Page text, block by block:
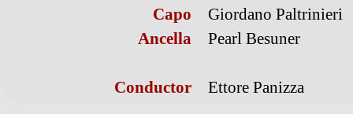
Capo
Giordano Paltrinieri
Ancella
Pearl Besuner
Conductor Ettore Panizza